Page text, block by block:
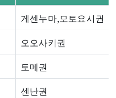
게센누마,모토요시권
오오사키권
토메권
센난권